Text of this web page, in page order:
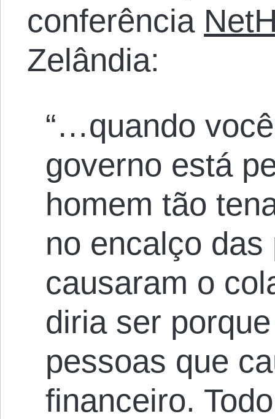
conferência
Zelândia:
“…quando
governo está
homem tão
no encalço
causaram o
diria ser
pessoas que
financeiro.